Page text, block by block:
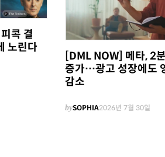
콕 결
노린다
[DML NOW] 메타, 2
증가…광고 성장에도
감소
bySOPHIA2026년 7월 30일